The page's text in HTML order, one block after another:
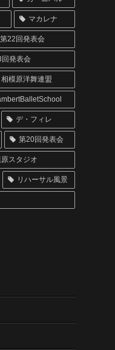
マカレナ
第22回発表会
回発表会
相模原洋舞連盟
デ・フィレ
第20回発表会
スタジオ
リハーサル風景